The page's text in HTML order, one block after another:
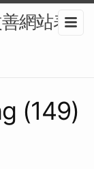
網站表
(149)